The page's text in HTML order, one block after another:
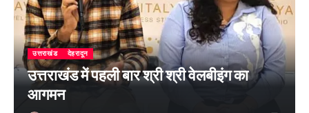
उत्तराखंड देहरादून
उत्तराखंड में पहली बार श्री श्री वेलबीइंग का
आगमन